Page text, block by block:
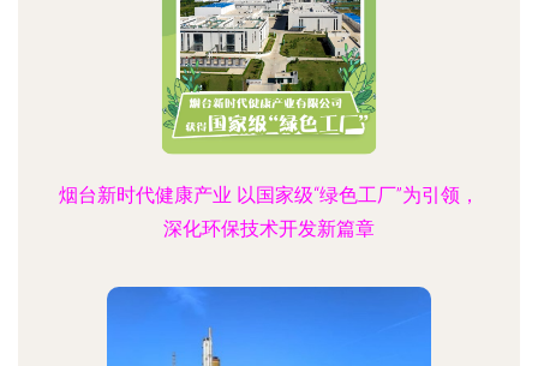
烟台新时代健康产业 以国家级“绿色工厂”为引领，
深化环保技术开发新篇章